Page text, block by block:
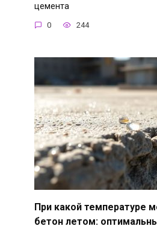
цемента
0 244
При какой температуре
бетон летом: